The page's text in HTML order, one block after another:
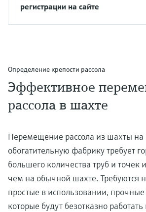
регистрации на сайте
Определение крепости рассола
Эффективное
рассола в шахте
Перемещение рассола из шахты на
обогатительную фабрику требует
большего количества труб и точек
чем на обычной шахте. Требуются
простые в использовании, прочные
которые будут безотказно работать